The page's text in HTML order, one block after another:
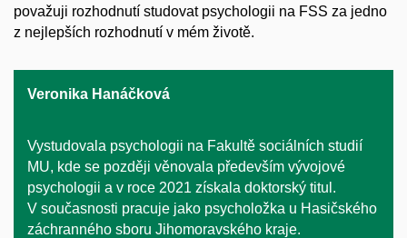
považuji rozhodnutí studovat psychologii na FSS za jedno
z nejlepších rozhodnutí v mém životě.
Veronika Hanáčková
Vystudovala psychologii na Fakultě sociálních studií
MU, kde se později věnovala především vývojové
psychologii a v roce 2021 získala doktorský titul.
V současnosti pracuje jako psycholožka u Hasičského
záchranného sboru Jihomoravského kraje.